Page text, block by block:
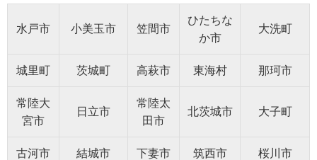
水戸市 小美玉市 笠間市
ひたちな
か市
大洗町
城里町 茨城町 高萩市 東海村 那珂市
常陸大
宮市
日立市
常陸太
田市
北茨城市 大子町
古河市 結城市 下妻市 筑西市 桜川市